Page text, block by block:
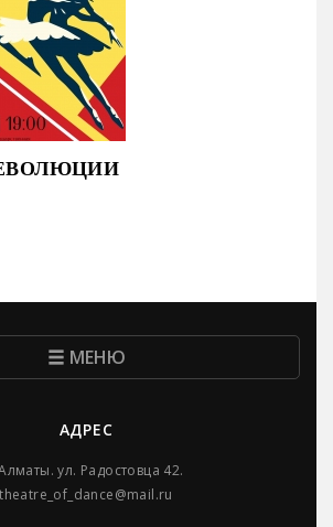
МЕНЮ
АДРЕС
ул. Радостовца 42.
theatre_of_dance@mail.ru